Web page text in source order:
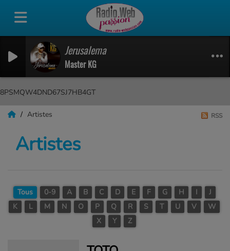
8PSMQW4DND67SJ7HB4GT
Jerusalema
Master KG
Artistes
Artistes
RSS
Tous 0-9 A B C D E F G H I
J
K
L M N O P Q R S T U V
W
X
Y Z